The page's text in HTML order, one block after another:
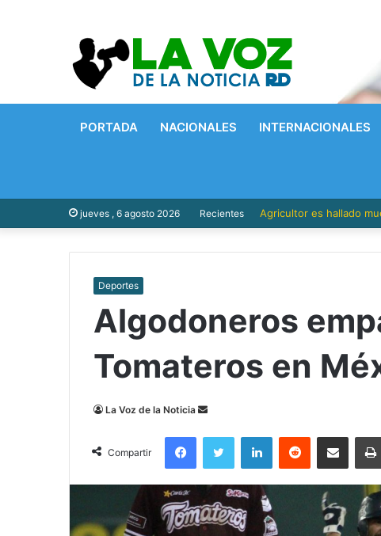
PORTADA NACIONALES INTERNACIONALES
jueves , 6 agosto 2026 Recientes Agricultor es hallado
Deportes
Algodoneros
Tomateros en
La Voz de la Noticia
Send
email
Compartir
FacebookTwitter LinkedInReddit Compartir via Email